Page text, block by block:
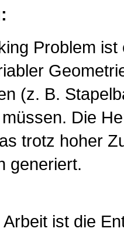
Problem
(z. B.
Die
trotz hoher
generiert.
ist die